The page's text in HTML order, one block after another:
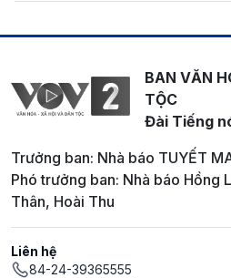
BAN VĂN
TỘC
Đài Tiếng
Trưởng ban: Nhà báo TUYẾT
Phó trưởng ban: Nhà báo Hồng
Thân, Hoài Thu
Liên hệ
84-24-39365555